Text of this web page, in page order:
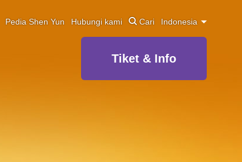
Pedia Shen Yun Hubungi kami Cari Indonesia
Tiket & Info